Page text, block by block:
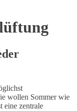
wollen Sommer wie
eine zentrale